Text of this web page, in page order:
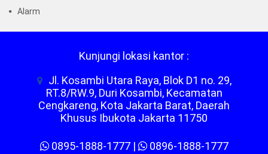
Alarm
Kunjungi lokasi kantor :
Jl. Kosambi Utara Raya, Blok D1 no. 29,
RT.8/RW.9, Duri Kosambi, Kecamatan
Cengkareng, Kota Jakarta Barat, Daerah
Khusus Ibukota Jakarta 11750
0895-1888-1777|
0896-1888-1777